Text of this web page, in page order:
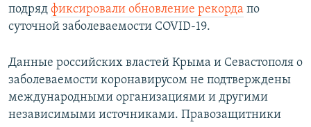
подряд фиксировали обновление рекорда по
суточной заболеваемости COVID-19.
Данные российских властей Крыма и Севастополя о
заболеваемости коронавирусом не подтверждены
международными организациями и другими
независимыми источниками. Правозащитники